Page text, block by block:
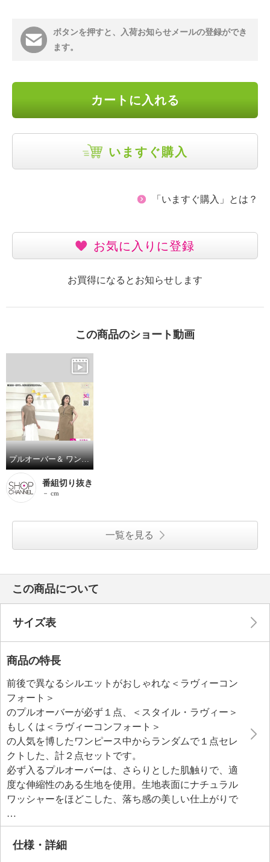
ボタンを押すと、入荷お知らせメールの登録ができ
ます。
カートに入れる
いますぐ購入
「いますぐ購入」とは？
お気に入りに登録
お買得になるとお知らせします
この商品のショート動画
プルオーバー＆ ワンピース ファッションアイテム ２点セット
番組切り抜き
－ cm
一覧を見る
この商品について
サイズ表
商品の特長
前後で異なるシルエットがおしゃれな＜ラヴィーコン
フォート＞
のプルオーバーが必ず１点、＜スタイル・ラヴィー＞
もしくは＜ラヴィーコンフォート＞
の人気を博したワンピース中からランダムで１点セレ
クトした、計２点セットです。
必ず入るプルオーバーは、さらりとした肌触りで、適
度な伸縮性のある生地を使用。生地表面にナチュラル
ワッシャーをほどこした、落ち感の美しい仕上がりで
す。シワになりにくいのもうれしいポイント。両肩に
は、品良く煌めくラメ生地を配しました。伸縮性のあ
るカットソーで、チクチク感の少ない柔らかな素材で
仕様・詳細